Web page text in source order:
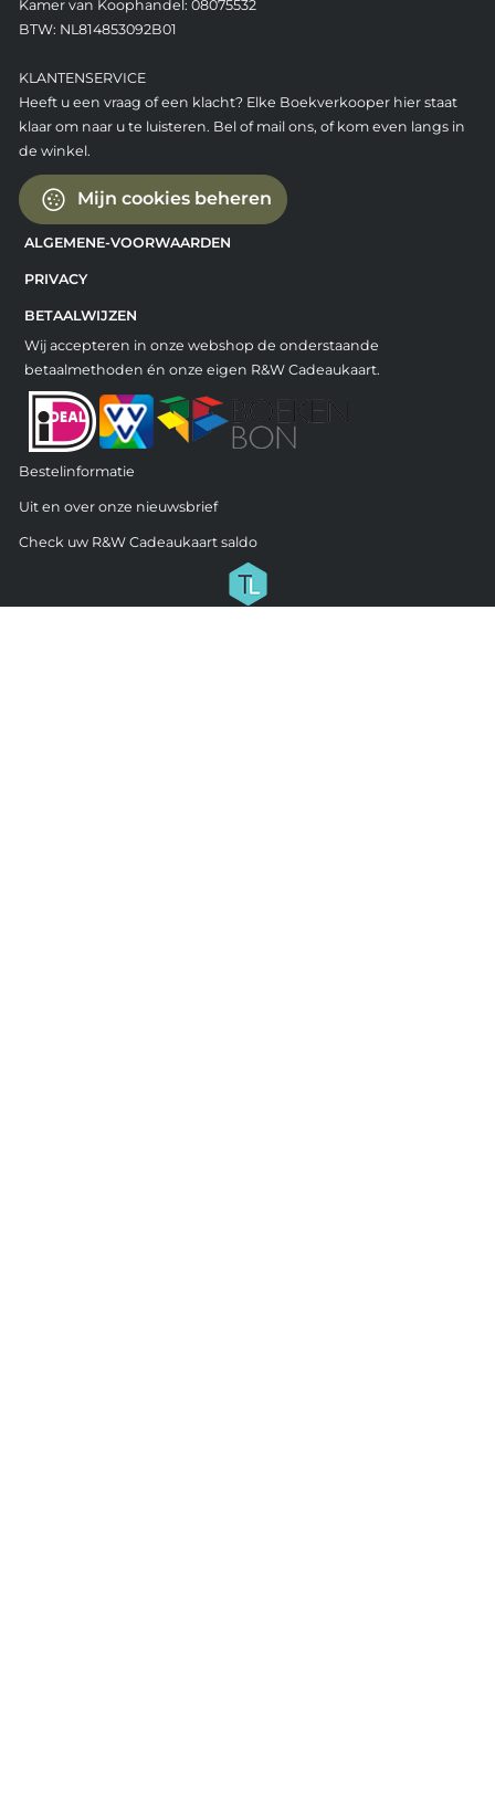
Kamer van Koophandel: 08075532
BTW: NL814853092B01
KLANTENSERVICE
Heeft u een vraag of een klacht? Elke Boekverkooper hier staat
klaar om naar u te luisteren. Bel of mail ons, of kom even langs in
de winkel.
Mijn cookies beheren
ALGEMENE-VOORWAARDEN
PRIVACY
BETAALWIJZEN
Wij accepteren in onze webshop de onderstaande
betaalmethoden én onze eigen R&W Cadeaukaart.
Bestelinformatie
Uit en over onze nieuwsbrief
Check uw R&W Cadeaukaart saldo